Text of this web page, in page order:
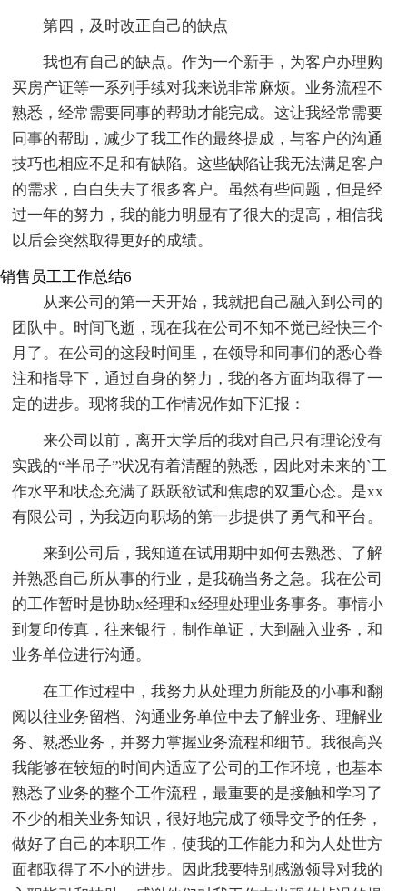
第四，及时改正自己的缺点
我也有自己的缺点。作为一个新手，为客户办理购
买房产证等一系列手续对我来说非常麻烦。业务流程不
熟悉，经常需要同事的帮助才能完成。这让我经常需要
同事的帮助，减少了我工作的最终提成，与客户的沟通
技巧也相应不足和有缺陷。这些缺陷让我无法满足客户
的需求，白白失去了很多客户。虽然有些问题，但是经
过一年的努力，我的能力明显有了很大的提高，相信我
以后会突然取得更好的成绩。
销售员工工作总结6
从来公司的第一天开始，我就把自己融入到公司的
团队中。时间飞逝，现在我在公司不知不觉已经快三个
月了。在公司的这段时间里，在领导和同事们的悉心眷
注和指导下，通过自身的努力，我的各方面均取得了一
定的进步。现将我的工作情况作如下汇报：
来公司以前，离开大学后的我对自己只有理论没有
实践的“半吊子”状况有着清醒的熟悉，因此对未来的`工
作水平和状态充满了跃跃欲试和焦虑的双重心态。是xx
有限公司，为我迈向职场的第一步提供了勇气和平台。
来到公司后，我知道在试用期中如何去熟悉、了解
并熟悉自己所从事的行业，是我确当务之急。我在公司
的工作暂时是协助x经理和x经理处理业务事务。事情小
到复印传真，往来银行，制作单证，大到融入业务，和
业务单位进行沟通。
在工作过程中，我努力从处理力所能及的小事和翻
阅以往业务留档、沟通业务单位中去了解业务、理解业
务、熟悉业务，并努力掌握业务流程和细节。我很高兴
我能够在较短的时间内适应了公司的工作环境，也基本
熟悉了业务的整个工作流程，最重要的是接触和学习了
不少的相关业务知识，很好地完成了领导交予的任务，
做好了自己的本职工作，使我的工作能力和为人处世方
面都取得了不小的进步。因此我要特别感激领导对我的